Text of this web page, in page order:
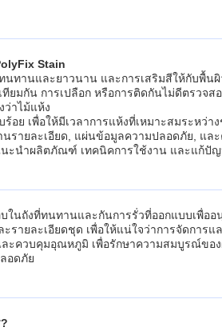
Stain
นทานและยาวนาน และการเสริมสีให้กับ
ยมกัน การเปลือก หรือการติดกันไม่ดีตรวจ
ว่าไม้แห้ง
อย เพื่อให้มีเวลาการแห้งที่เหมาะสมระหว่า
นรายละเอียด, แผ่นข้อมูลความปลอดภัย, แ
นําผลิตภัณฑ์ เทคนิคการใช้งาน และแก้ปัญ
บในถังที่ทนทานและกันการรั่วที่ออกแบบเ
ายละเอียดชุด เพื่อให้แน่ใจว่าการจัดการแ
ละควบคุมอุณหภูมิ เพื่อรักษาความสมบูรณ์
อดภัย